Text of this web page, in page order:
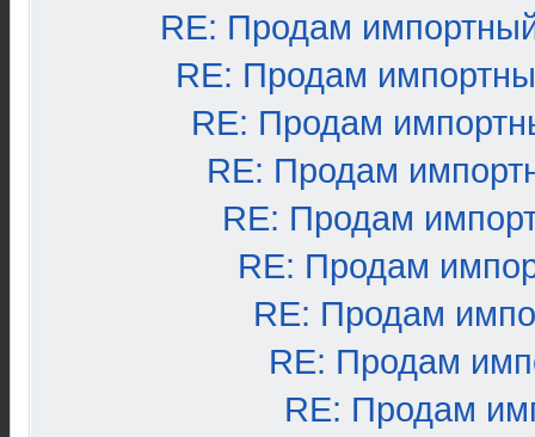
RE: Продам
RE: Продам
RE: Продам
RE: Продам
RE: Продам
RE: Продам
RE: Продам
RE: Продам
RE: Продам